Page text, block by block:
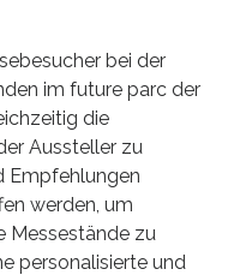
bei der
im future parc der
die
Aussteller zu
Empfehlungen
werden, um
Messestände zu
personalisierte und